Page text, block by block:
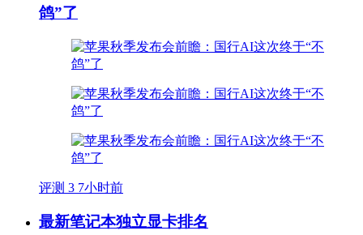
鸽”了
评测 3 7小时前
最新笔记本独立显卡排名